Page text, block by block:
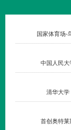
钢木
新款垃